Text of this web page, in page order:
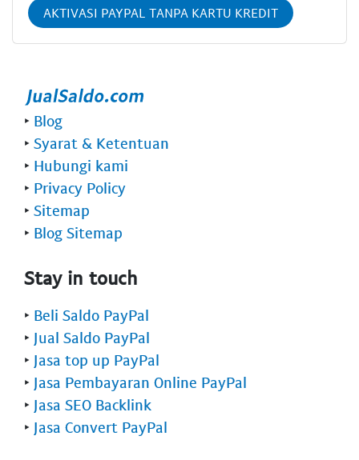
AKTIVASI PAYPAL TANPA KARTU KREDIT
‣ Blog
‣ Syarat & Ketentuan
‣ Hubungi kami
‣ Privacy Policy
‣ Sitemap
‣ Blog Sitemap
Stay in touch
‣ Beli Saldo PayPal
‣ Jual Saldo PayPal
‣ Jasa top up PayPal
‣ Jasa Pembayaran Online PayPal
‣ Jasa SEO Backlink
‣ Jasa Convert PayPal